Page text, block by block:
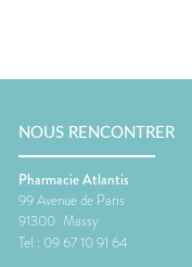
NOUS RENCONTRER
Pharmacie Atlantis
99 Avenue de Paris
91300 Massy
Tel : 09 67 10 91 64